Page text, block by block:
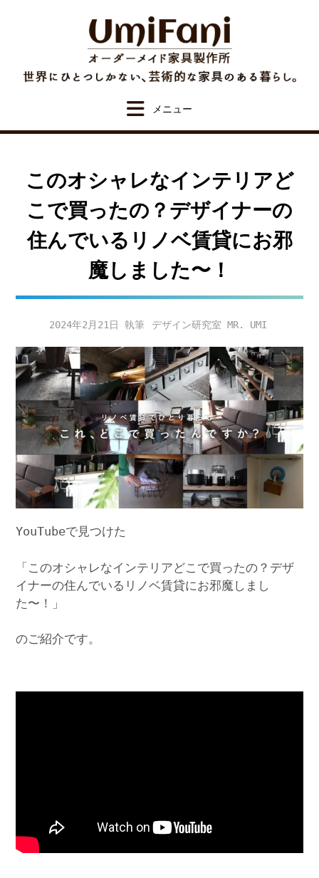
このオシャレなインテリアど
こで買ったの？デザイナーの
住んでいるリノベ賃貸にお邪
魔しました〜！
2024年2月21日 デザイン研究室 MR. UMI
YouTubeで見つけた
「このオシャレなインテリアどこで買ったの？デザ
イナーの住んでいるリノベ賃貸にお邪魔しまし
た〜！」
のご紹介です。